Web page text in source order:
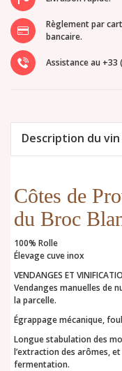
Règlement par
bancaire.
Assistance au +33
Description du
Côtes de
du Broc
100% Rolle
Élevage cuve inox
VENDANGES ET
Vendanges manuelles de
la parcelle.
Égrappage mécanique,
Longue stabulation des
l’extraction des arômes,
fermentation.